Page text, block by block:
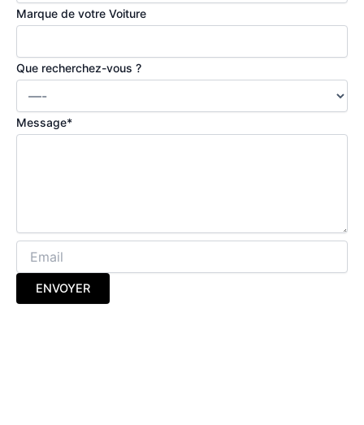
Marque de votre Voiture
Que recherchez-vous ?
Message*
ENVOYER